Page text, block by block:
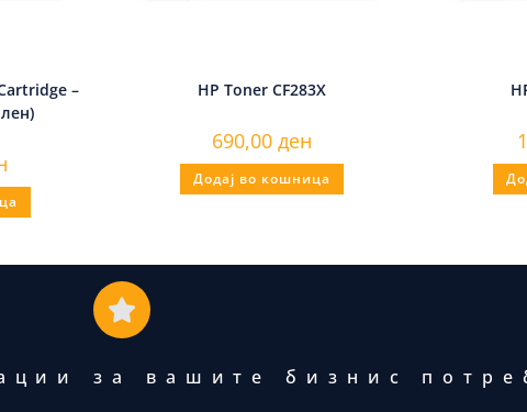
–
HP Toner CF283X
690,00 ден
Додај во кошница
за вашите бизнис